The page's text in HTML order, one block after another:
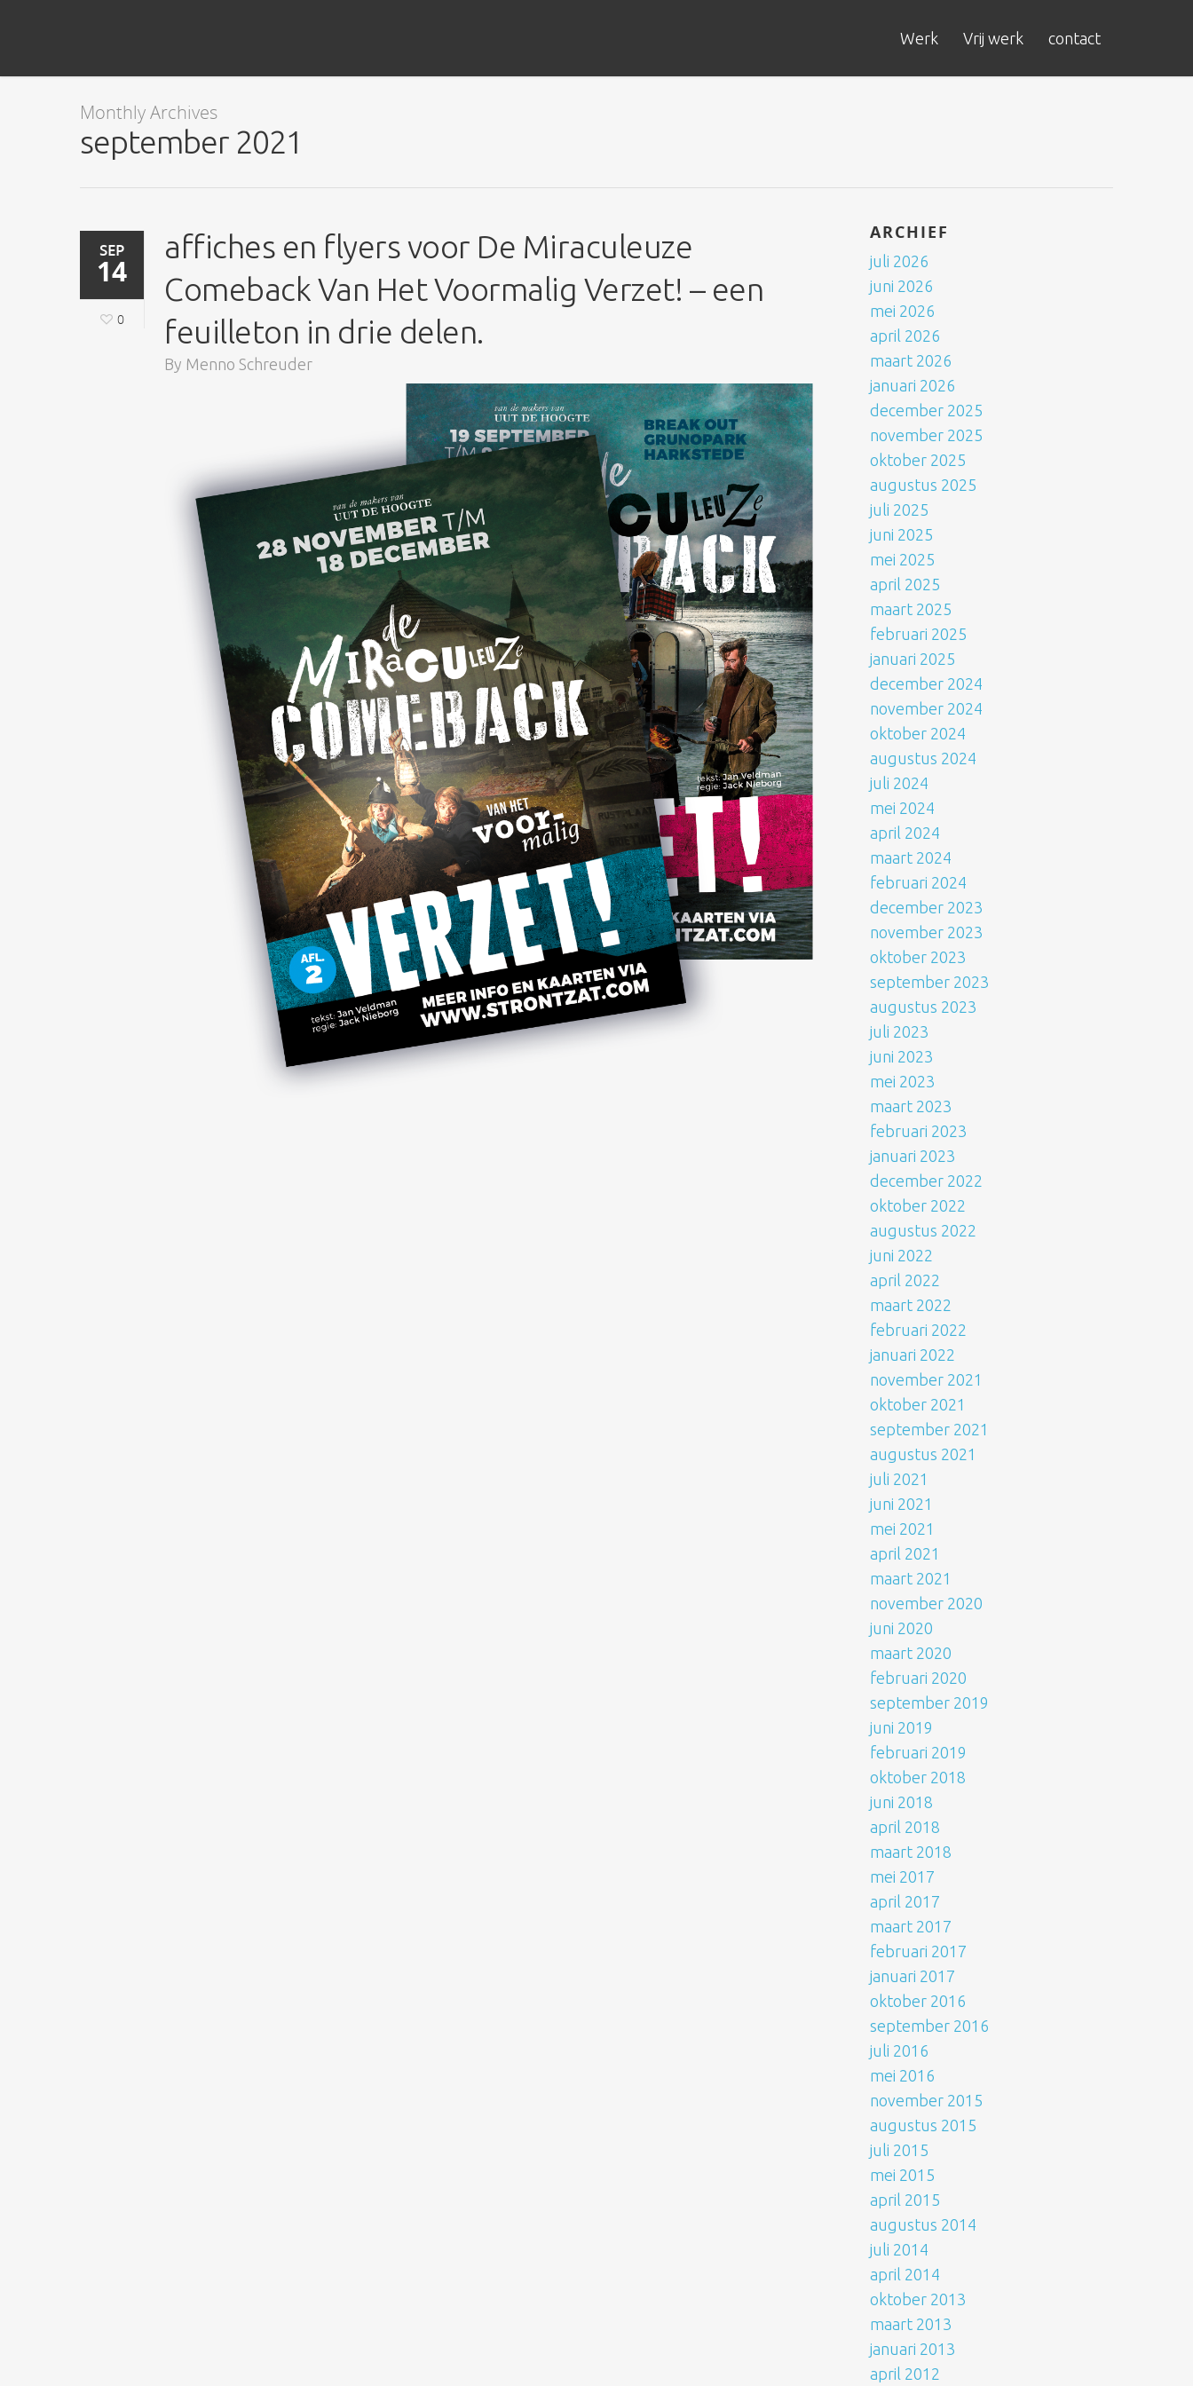
Werk Vrij werk contact
Monthly Archives
september 2021
SEP
14
0
affiches en flyers voor De Miraculeuze
Comeback Van Het Voormalig Verzet! – een
feuilleton in drie delen.
By Menno Schreuder
ARCHIEF
juli 2026
juni 2026
mei 2026
april 2026
maart 2026
januari 2026
december 2025
november 2025
oktober 2025
augustus 2025
juli 2025
juni 2025
mei 2025
april 2025
maart 2025
februari 2025
januari 2025
december 2024
november 2024
oktober 2024
augustus 2024
juli 2024
mei 2024
april 2024
maart 2024
februari 2024
december 2023
november 2023
oktober 2023
september 2023
augustus 2023
juli 2023
juni 2023
mei 2023
maart 2023
februari 2023
januari 2023
december 2022
oktober 2022
augustus 2022
juni 2022
april 2022
maart 2022
februari 2022
januari 2022
november 2021
oktober 2021
september 2021
augustus 2021
juli 2021
juni 2021
mei 2021
april 2021
maart 2021
november 2020
juni 2020
maart 2020
februari 2020
september 2019
juni 2019
februari 2019
oktober 2018
juni 2018
april 2018
maart 2018
mei 2017
april 2017
maart 2017
februari 2017
januari 2017
oktober 2016
september 2016
juli 2016
mei 2016
november 2015
augustus 2015
juli 2015
mei 2015
april 2015
augustus 2014
juli 2014
april 2014
oktober 2013
maart 2013
januari 2013
april 2012